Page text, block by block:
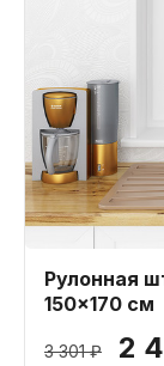
Рулонная
150x170 см
3 301 ₽ 2